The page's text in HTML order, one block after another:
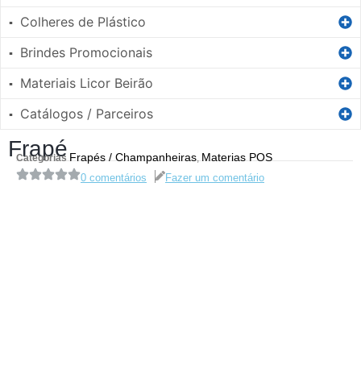
▪ Colheres de Plástico
▪ Brindes Promocionais
▪ Materiais Licor Beirão
▪ Catálogos / Parceiros
Frapé
Categorias Frapés / Champanheiras,Materias POS
0 comentários Fazer um comentário